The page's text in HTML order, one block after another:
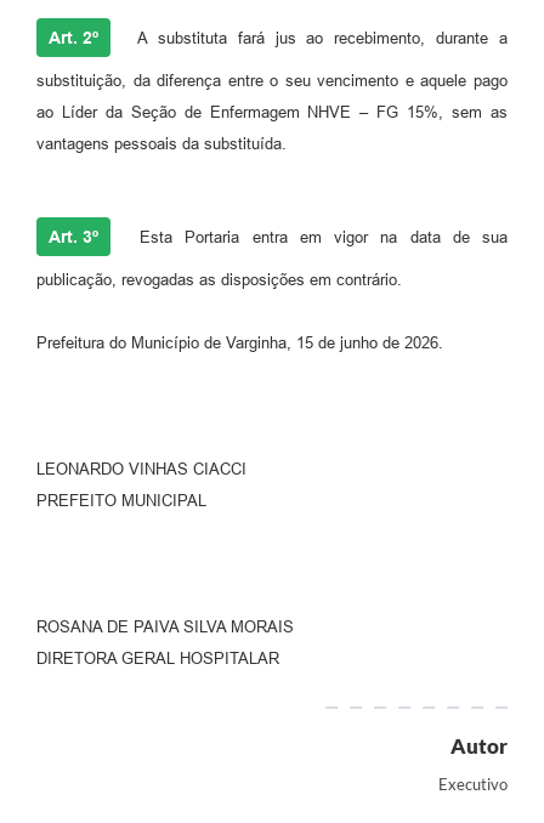
Art. 2º A substituta fará jus ao recebimento, durante a
substituição, da diferença entre o seu vencimento e aquele pago
ao Líder da Seção de Enfermagem NHVE – FG 15%, sem as
vantagens pessoais da substituída.
Art. 3º Esta Portaria entra em vigor na data de sua
publicação, revogadas as disposições em contrário.
Prefeitura do Município de Varginha, 15 de junho de 2026.
LEONARDO VINHAS CIACCI
PREFEITO MUNICIPAL
ROSANA DE PAIVA SILVA MORAIS
DIRETORA GERAL HOSPITALAR
Autor
Executivo